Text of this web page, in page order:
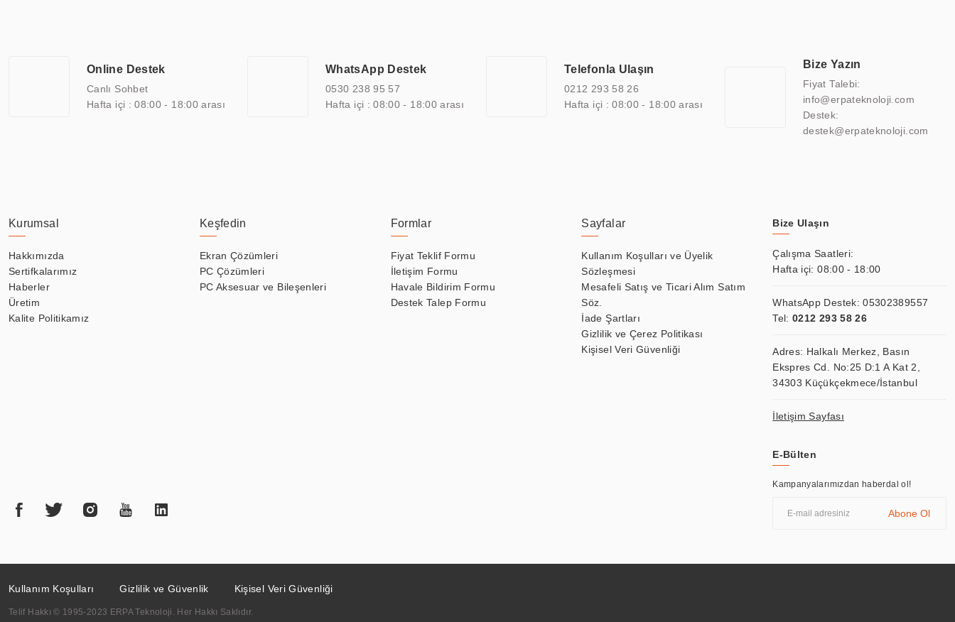
arasında yer almaktadır. ERPA Teknoloji, uluslararası standartlarda kalite belgelerine ve sertifikalara sahip olup, etik değerlere bağlı bir şekilde hareket etmektedir. Kaliteli ekipmanı, uzman kadroları,
yılların getirdiği bilgi ve tecrübe ile birleştiren ERPA Teknoloji, özel çözümleri ile iş ortaklarının öne çıkmasına ve sürekli gelişimine katkı sağlamaktadır.
Online Destek
Canlı Sohbet
Hafta içi : 08:00 - 18:00 arası
WhatsApp Destek
0530 238 95 57
Hafta içi : 08:00 - 18:00 arası
Telefonla Ulaşın
0212 293 58 26
Hafta içi : 08:00 - 18:00 arası
Bize Yazın
Fiyat Talebi:
info@erpateknoloji.com
Destek:
destek@erpateknoloji.com
Kurumsal
Hakkımızda
Sertifkalarımız
Haberler
Üretim
Kalite Politikamız
Keşfedin
Ekran Çözümleri
PC Çözümleri
PC Aksesuar ve Bileşenleri
Formlar
Fiyat Teklif Formu
İletişim Formu
Havale Bildirim Formu
Destek Talep Formu
Sayfalar
Kullanım Koşulları ve Üyelik
Sözleşmesi
Mesafeli Satış ve Ticari Alım Satım
Söz.
İade Şartları
Gizlilik ve Çerez Politikası
Kişisel Veri Güvenliği
Bize Ulaşın
Çalışma Saatleri:
Hafta içi: 08:00 - 18:00
WhatsApp Destek:05302389557
Tel: 0212 293 58 26
Adres: Halkalı Merkez, Basın
Ekspres Cd. No:25 D:1 A Kat 2,
34303 Küçükçekmece/İstanbul
İletişim Sayfası
E-Bülten
Kampanyalarımızdan haberdal ol!
Abone Ol
Kullanım Koşulları Gizlilik ve Güvenlik Kişisel Veri Güvenliği
Telif Hakkı © 1995-2023 ERPA Teknoloji. Her Hakkı Saklıdır.